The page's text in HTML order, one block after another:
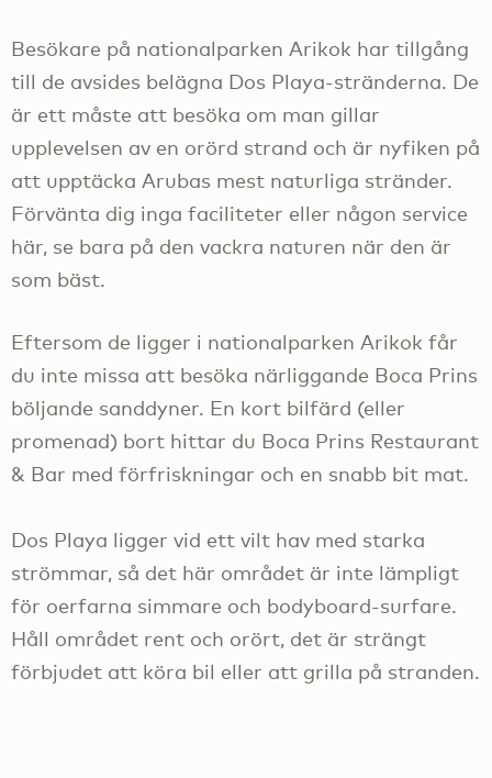
Besökare på nationalparken Arikok har tillgång
till de avsides belägna Dos Playa-stränderna. De
är ett måste att besöka om man gillar
upplevelsen av en orörd strand och är nyfiken på
att upptäcka Arubas mest naturliga stränder.
Förvänta dig inga faciliteter eller någon service
här, se bara på den vackra naturen när den är
som bäst.
Eftersom de ligger i nationalparken Arikok får
du inte missa att besöka närliggande Boca Prins
böljande sanddyner. En kort bilfärd (eller
promenad) bort hittar du Boca Prins Restaurant
& Bar med förfriskningar och en snabb bit mat.
Dos Playa ligger vid ett vilt hav med starka
strömmar, så det här området är inte lämpligt
för oerfarna simmare och bodyboard-surfare.
Håll området rent och orört, det är strängt
förbjudet att köra bil eller att grilla på stranden.